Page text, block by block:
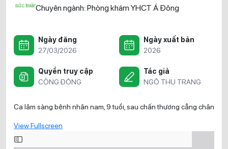
Chuyên ngành: Phòng khám YHCT Á Đông
Ngày đăng
27/03/2026
Ngày xuất bản
2026
Quyền truy cập
CỘNG ĐỒNG
Tác giả
NGÔ THU TRANG
Ca lâm sàng bệnh nhân nam, 9 tuổi, sau chấn thương cẳng chân
View Fullscreen
Skip
to